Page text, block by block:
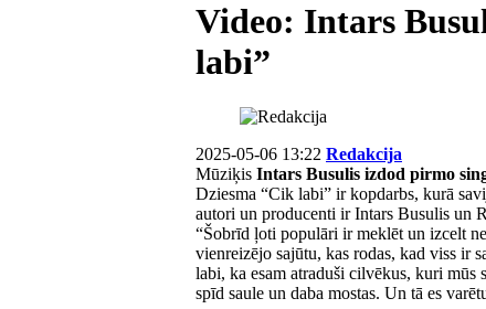
Video: Intars
labi”
2025-05-06 13:22 Redakcija
Mūziķis Intars Busulis izdod pirmo
Dziesma “Cik labi” ir kopdarbs, kurā
autori un producenti ir Intars Busulis un
“Šobrīd ļoti populāri ir meklēt un izcelt
vienreizējo sajūtu, kas rodas, kad viss ir
labi, ka esam atraduši cilvēkus, kuri
spīd saule un daba mostas. Un tā es